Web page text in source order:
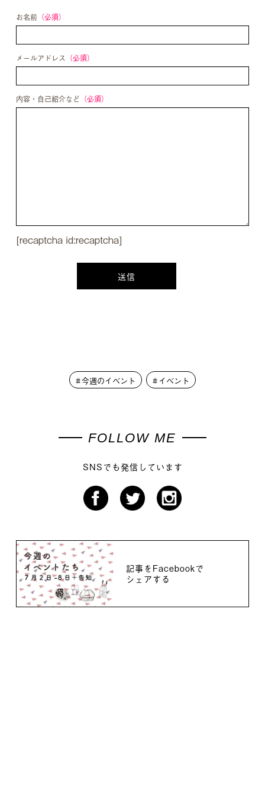
お名前
メールアドレス
内容・自己紹介など
[recaptcha id:recaptcha]
今週のイベント イベント
FOLLOW ME
SNSでも発信しています
記事をFacebookで
シェアする